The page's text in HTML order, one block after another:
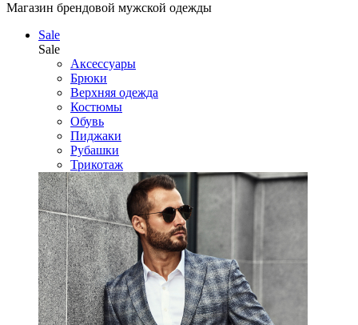
Магазин брендовой мужской одежды
Sale
Sale
Аксессуары
Брюки
Верхняя одежда
Костюмы
Обувь
Пиджаки
Рубашки
Трикотаж